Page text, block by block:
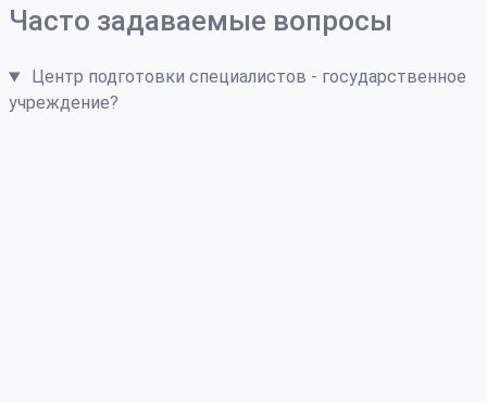
Часто задаваемые вопросы
Центр подготовки специалистов - государственное
учреждение?